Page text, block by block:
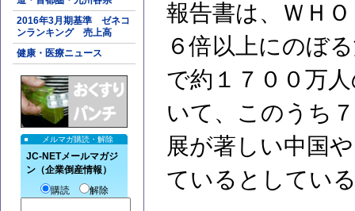
2016年3月期基準 ゼネコ
ンランキング 売上高
健康・医療ニュース
メルマガ購読・解除
JC-NETメールマガジ
ン（企業倒産情報）
購読
解除
報告書は、ＷＨ
６倍以上にのぼ
で約１７００万
いて、このうち
展が著しい中国
ているとしてい